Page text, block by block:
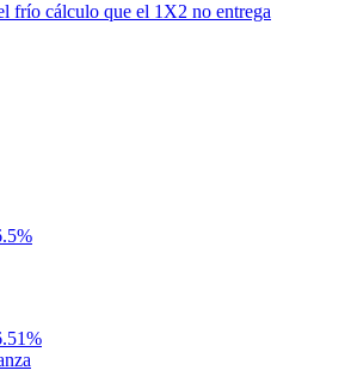
frío cálculo que el 1X2 no entrega
%
%